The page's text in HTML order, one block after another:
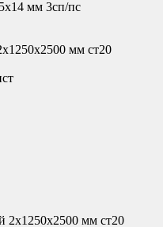
мм ст20